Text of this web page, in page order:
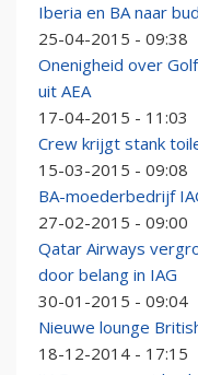
Iberia en BA naar
25-04-2015 - 09:38
Onenigheid over
uit AEA
17-04-2015 - 11:03
Crew krijgt stank
15-03-2015 - 09:08
BA-moederbedrijf
27-02-2015 - 09:00
Qatar Airways
door belang in IAG
30-01-2015 - 09:04
Nieuwe lounge
18-12-2014 - 17:15